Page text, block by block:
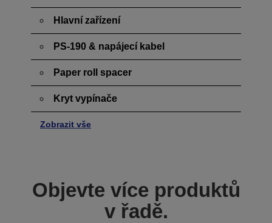
Hlavní zařízení
PS-190 & napájecí kabel
Paper roll spacer
Kryt vypínače
Zobrazit vše
Objevte více produktů
v řadě.